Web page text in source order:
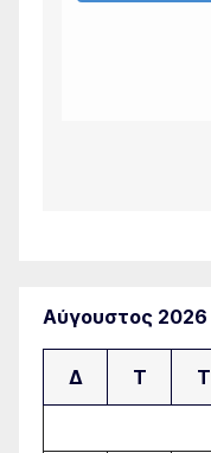
Αύγουστος 2026
Δ Τ Τ